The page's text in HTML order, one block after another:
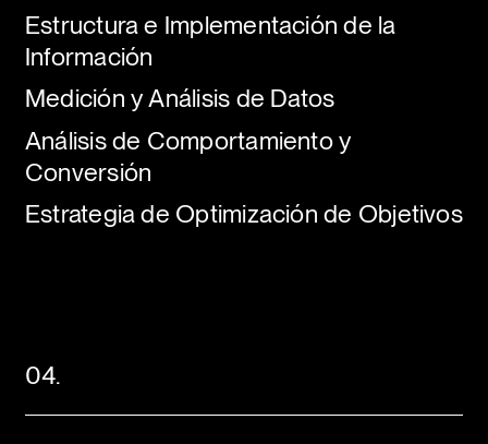
Nombre
Estructura e Implementación de la
Información
Medición y Análisis de Datos
Análisis de Comportamiento y
Conversión
Estrategia de Optimización de Objetivos
04.